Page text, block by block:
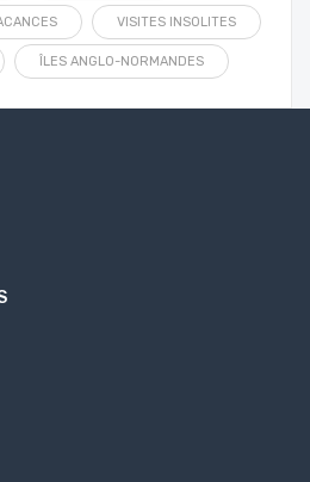
VISITES INSOLITES
ÎLES ANGLO-NORMANDES